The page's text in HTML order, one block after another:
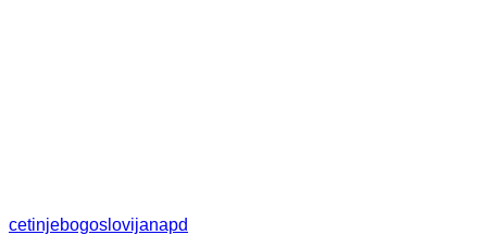
cetinjebogoslovijanapd